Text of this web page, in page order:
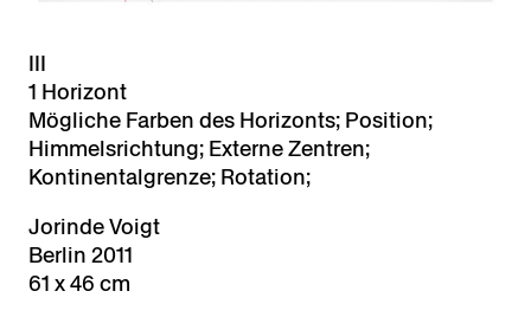
III
1 Horizont
Mögliche Farben des Horizonts; Position;
Himmelsrichtung; Externe Zentren;
Kontinentalgrenze; Rotation;
Jorinde Voigt
Berlin 2011
61 x 46 cm